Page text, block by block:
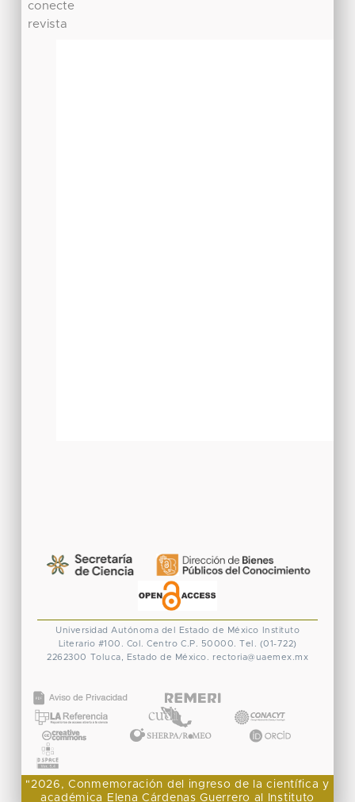
conecte
revista
Universidad Autónoma del Estado de México
Instituto
Literario #100. Col. Centro C.P. 50000. Tel. (01-722)
2262300 Toluca, Estado de México. rectoria@uaemex.mx
"2026, Conmemoración del ingreso de la científica y
académica Elena Cárdenas Guerrero al Instituto